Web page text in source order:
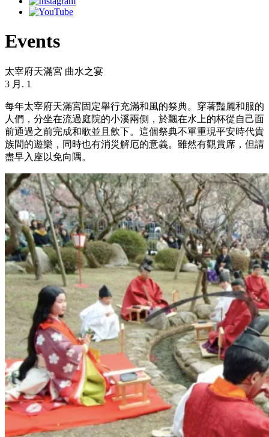
Events
太宰府天滿宮 曲水之宴
3 月. 1
每年太宰府天滿宮固定舉行充滿和風的祭典。穿著豔麗和服的
人們，分坐在流過庭院的小溪兩側，於飄在水上的杯從自己面
前通過之前完成和歌並且飲下。這個祭典不單重現平安時代貴
族間的遊樂，同時也有消災解厄的意義。雖然有觀賞席，但請
盡早入座以免向隅。